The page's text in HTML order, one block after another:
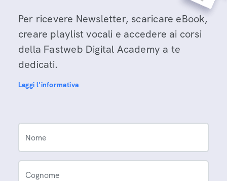
Per ricevere Newsletter, scaricare eBook,
creare playlist vocali e accedere ai corsi
della Fastweb Digital Academy a te
dedicati.
Leggi l'informativa
Nome
Cognome